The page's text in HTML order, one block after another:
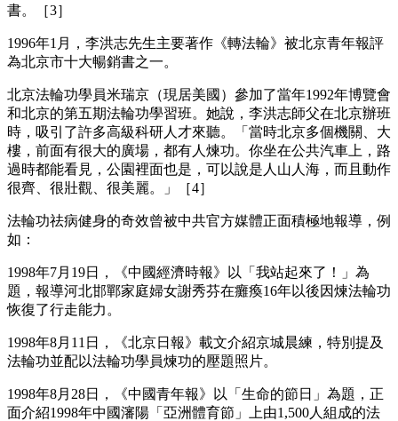
書。［3］
1996年1月，李洪志先生主要著作《轉法輪》被北京青年報評
為北京市十大暢銷書之一。
北京法輪功學員米瑞京（現居美國）參加了當年1992年博覽會
和北京的第五期法輪功學習班。她說，李洪志師父在北京辦班
時，吸引了許多高級科研人才來聽。「當時北京多個機關、大
樓，前面有很大的廣場，都有人煉功。你坐在公共汽車上，路
過時都能看見，公園裡面也是，可以說是人山人海，而且動作
很齊、很壯觀、很美麗。」［4］
法輪功祛病健身的奇效曾被中共官方媒體正面積極地報導，例
如：
1998年7月19日，《中國經濟時報》以「我站起來了！」為
題，報導河北邯鄲家庭婦女謝秀芬在癱瘓16年以後因煉法輪功
恢復了行走能力。
1998年8月11日，《北京日報》載文介紹京城晨練，特別提及
法輪功並配以法輪功學員煉功的壓題照片。
1998年8月28日，《中國青年報》以「生命的節日」為題，正
面介紹1998年中國瀋陽「亞洲體育節」上由1,500人組成的法